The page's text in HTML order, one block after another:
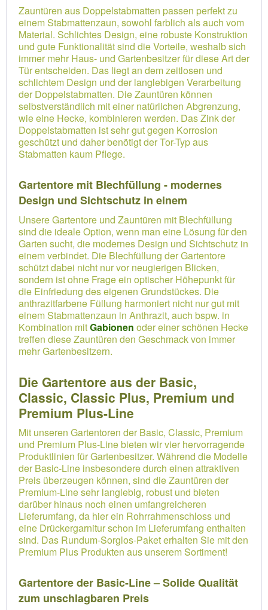
Zauntüren aus Doppelstabmatten passen perfekt zu
einem Stabmattenzaun, sowohl farblich als auch vom
Material. Schlichtes Design, eine robuste Konstruktion
und gute Funktionalität sind die Vorteile, weshalb sich
immer mehr Haus- und Gartenbesitzer für diese Art der
Tür entscheiden. Das liegt an dem zeitlosen und
schlichtem Design und der langlebigen Verarbeitung
der Doppelstabmatten. Die Zauntüren können
selbstverständlich mit einer natürlichen Abgrenzung,
wie eine Hecke, kombinieren werden. Das Zink der
Doppelstabmatten ist sehr gut gegen Korrosion
geschützt und daher benötigt der Tor-Typ aus
Stabmatten kaum Pflege.
Gartentore mit Blechfüllung - modernes
Design und Sichtschutz in einem
Unsere Gartentore und Zauntüren mit Blechfüllung
sind die ideale Option, wenn man eine Lösung für den
Garten sucht, die modernes Design und Sichtschutz in
einem verbindet. Die Blechfüllung der Gartentore
schützt dabei nicht nur vor neugierigen Blicken,
sondern ist ohne Frage ein optischer Höhepunkt für
die Einfriedung des eigenen Grundstückes. Die
anthrazitfarbene Füllung harmoniert nicht nur gut mit
einem Stabmattenzaun in Anthrazit, auch bspw. in
Kombination mitGabionen oder einer schönen Hecke
treffen diese Zauntüren den Geschmack von immer
mehr Gartenbesitzern.
Die Gartentore aus der Basic,
Classic, Classic Plus, Premium und
Premium Plus-Line
Mit unseren Gartentoren der Basic, Classic, Premium
und Premium Plus-Line bieten wir vier hervorragende
Produktlinien für Gartenbesitzer. Während die Modelle
der Basic-Line insbesondere durch einen attraktiven
Preis überzeugen können, sind die Zauntüren der
Premium-Line sehr langlebig, robust und bieten
darüber hinaus noch einen umfangreicheren
Lieferumfang, da hier ein Rohrrahmenschloss und
eine Drückergarnitur schon im Lieferumfang enthalten
sind. Das Rundum-Sorglos-Paket erhalten Sie mit den
Premium Plus Produkten aus unserem Sortiment!
Gartentore der Basic-Line – Solide Qualität
zum unschlagbaren Preis